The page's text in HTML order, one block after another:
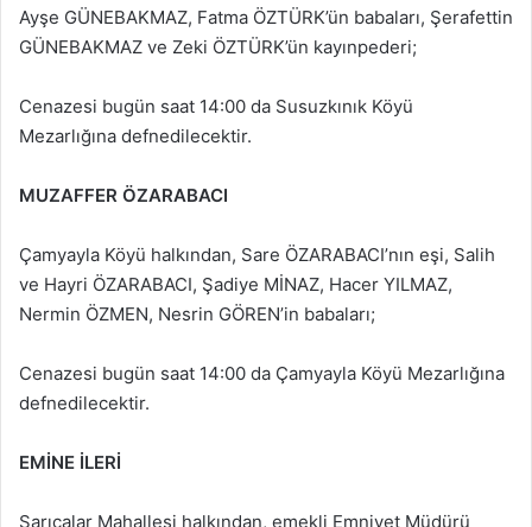
Ayşe GÜNEBAKMAZ, Fatma ÖZTÜRK’ün babaları, Şerafettin
GÜNEBAKMAZ ve Zeki ÖZTÜRK’ün kayınpederi;
Cenazesi bugün saat 14:00 da Susuzkınık Köyü
Mezarlığına defnedilecektir.
MUZAFFER ÖZARABACI
Çamyayla Köyü halkından, Sare ÖZARABACI’nın eşi, Salih
ve Hayri ÖZARABACI, Şadiye MİNAZ, Hacer YILMAZ,
Nermin ÖZMEN, Nesrin GÖREN’in babaları;
Cenazesi bugün saat 14:00 da Çamyayla Köyü Mezarlığına
defnedilecektir.
EMİNE İLERİ
Sarıcalar Mahallesi halkından, emekli Emniyet Müdürü